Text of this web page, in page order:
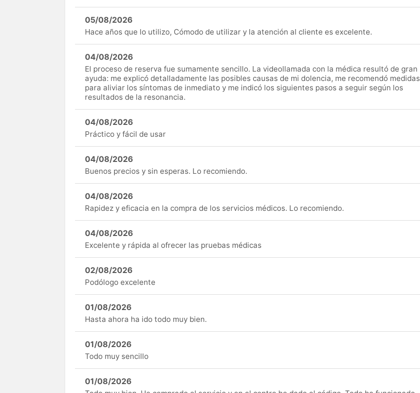
05/08/2026
Hace años que lo utilizo, Cómodo de utilizar y la atención al cliente es excelente.
04/08/2026
El proceso de reserva fue sumamente sencillo. La videollamada con la médica resultó de gran
ayuda: me explicó detalladamente las posibles causas de mi dolencia, me recomendó medidas
para aliviar los síntomas de inmediato y me indicó los siguientes pasos a seguir según los
resultados de la resonancia.
04/08/2026
Práctico y fácil de usar
04/08/2026
Buenos precios y sin esperas. Lo recomiendo.
04/08/2026
Rapidez y eficacia en la compra de los servicios médicos. Lo recomiendo.
04/08/2026
Excelente y rápida al ofrecer las pruebas médicas
02/08/2026
Podólogo excelente
01/08/2026
Hasta ahora ha ido todo muy bien.
01/08/2026
Todo muy sencillo
01/08/2026